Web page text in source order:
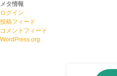
メタ情報
ログイン
投稿フィード
コメントフィード
WordPress.org